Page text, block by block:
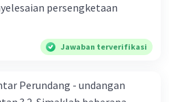
persengketaan
Jawaban terverifikasi
Perundang - undangan